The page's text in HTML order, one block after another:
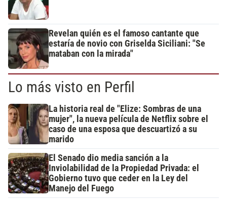
Revelan quién es el famoso cantante que
estaría de novio con Griselda Siciliani: "Se
mataban con la mirada"
Lo más visto en Perfil
La historia real de "Elize: Sombras de una
mujer", la nueva película de Netflix sobre el
caso de una esposa que descuartizó a su
marido
El Senado dio media sanción a la
Inviolabilidad de la Propiedad Privada: el
Gobierno tuvo que ceder en la Ley del
Manejo del Fuego